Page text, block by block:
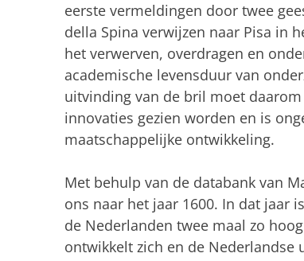
eerste vermeldingen door twee
della Spina verwijzen naar Pisa in
het verwerven, overdragen en
academische levensduur van
uitvinding van de bril moet
innovaties gezien worden en is
maatschappelijke ontwikkeling.
Met behulp van de databank van
ons naar het jaar 1600. In dat jaar
de Nederlanden twee maal zo
ontwikkelt zich en de Nederlandse